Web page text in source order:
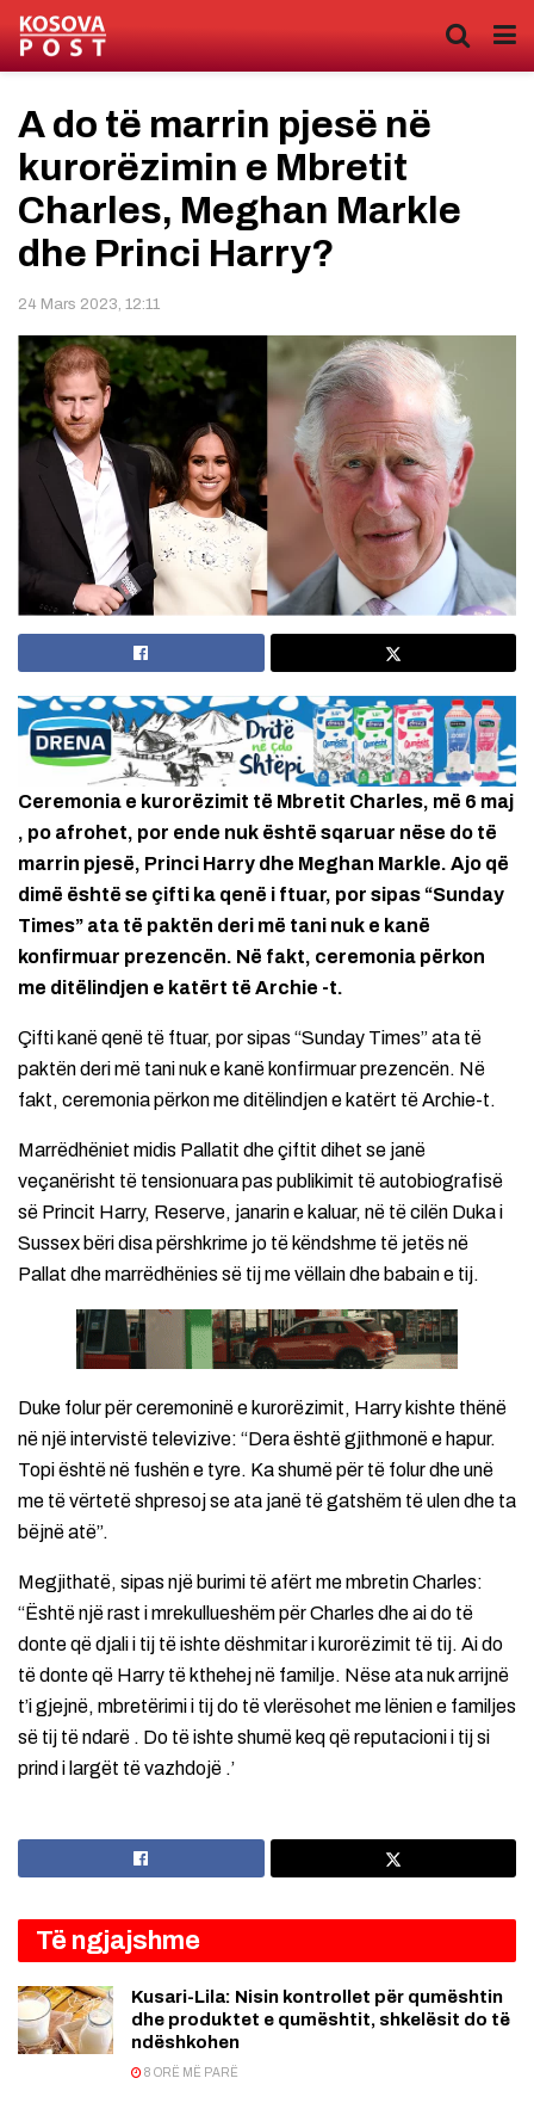
A do të marrin pjesë në
kurorëzimin e Mbretit
Charles, Meghan Markle
dhe Princi Harry?
24 Mars 2023, 12:11
Ceremonia e kurorëzimit të Mbretit Charles, më 6 maj
, po afrohet, por ende nuk është sqaruar nëse do të
marrin pjesë, Princi Harry dhe Meghan Markle. Ajo që
dimë është se çifti ka qenë i ftuar, por sipas “Sunday
Times” ata të paktën deri më tani nuk e kanë
konfirmuar prezencën. Në fakt, ceremonia përkon
me ditëlindjen e katërt të Archie -t.
Çifti kanë qenë të ftuar, por sipas “Sunday Times” ata të
paktën deri më tani nuk e kanë konfirmuar prezencën. Në
fakt, ceremonia përkon me ditëlindjen e katërt të Archie-t.
Marrëdhëniet midis Pallatit dhe çiftit dihet se janë
veçanërisht të tensionuara pas publikimit të autobiografisë
së Princit Harry, Reserve, janarin e kaluar, në të cilën Duka i
Sussex bëri disa përshkrime jo të këndshme të jetës në
Pallat dhe marrëdhënies së tij me vëllain dhe babain e tij.
Duke folur për ceremoninë e kurorëzimit, Harry kishte thënë
në një intervistë televizive: “Dera është gjithmonë e hapur.
Topi është në fushën e tyre. Ka shumë për të folur dhe unë
me të vërtetë shpresoj se ata janë të gatshëm të ulen dhe ta
bëjnë atë”.
Megjithatë, sipas një burimi të afërt me mbretin Charles:
“Është një rast i mrekullueshëm për Charles dhe ai do të
donte që djali i tij të ishte dëshmitar i kurorëzimit të tij. Ai do
të donte që Harry të kthehej në familje. Nëse ata nuk arrijnë
t’i gjejnë, mbretërimi i tij do të vlerësohet me lënien e familjes
së tij të ndarë . Do të ishte shumë keq që reputacioni i tij si
prind i largët të vazhdojë .’
Të ngjajshme
Kusari-Lila: Nisin kontrollet për qumështin
dhe produktet e qumështit, shkelësit do të
ndëshkohen
8 ORË MË PARË